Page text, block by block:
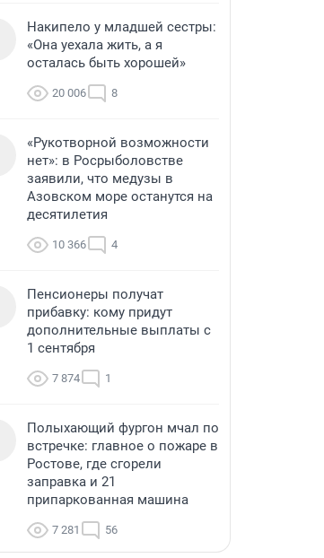
Накипело у младшей сестры:
«Она уехала жить, а я
осталась быть хорошей»
20 006 8
«Рукотворной возможности
нет»: в Росрыболовстве
заявили, что медузы в
Азовском море останутся на
десятилетия
10 366 4
Пенсионеры получат
прибавку: кому придут
дополнительные выплаты с
1 сентября
7 874 1
Полыхающий фургон мчал по
встречке: главное о пожаре в
Ростове, где сгорели
заправка и 21
припаркованная машина
7 281 56